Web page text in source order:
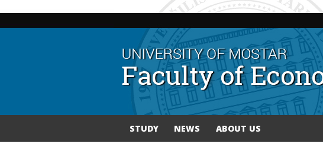
STUDY NEWS ABOUT US